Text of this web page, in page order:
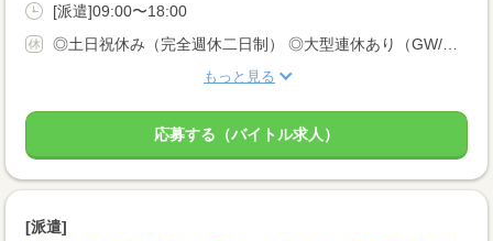
[派遣]09:00〜18:00
もっと見る
応募する（バイトル求人）
[派遣]